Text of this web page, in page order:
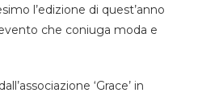
l’edizione di quest’anno
che coniuga moda e
‘Grace’ in